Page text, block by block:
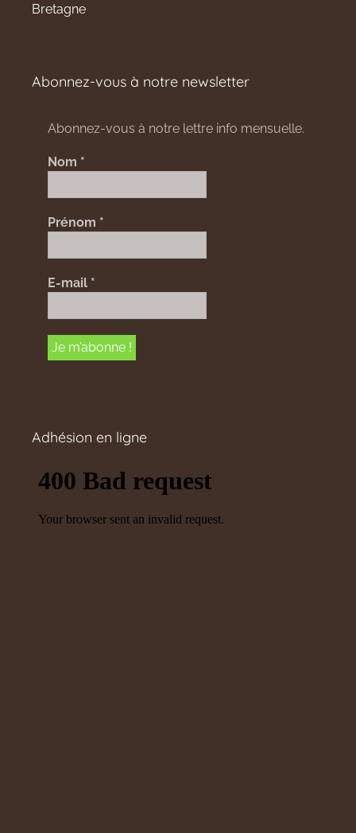
Bretagne
Abonnez-vous à notre newsletter
Abonnez-vous à notre lettre info mensuelle.
Nom *
Prénom *
E-mail *
Adhésion en ligne